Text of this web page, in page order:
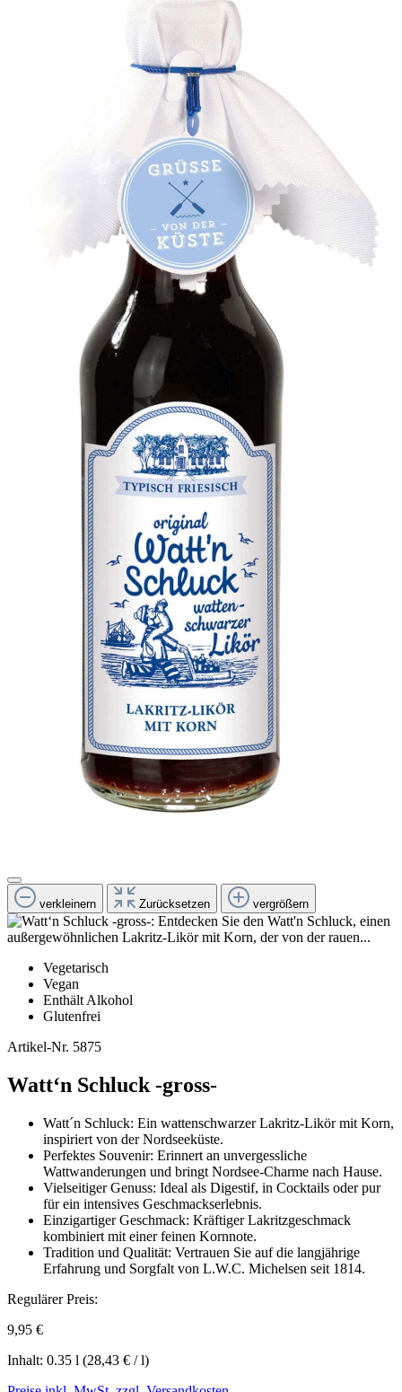
verkleinern Zurücksetzen vergrößern
Vegetarisch
Vegan
Enthält Alkohol
Glutenfrei
Artikel-Nr. 5875
Watt‘n Schluck -gross-
Watt´n Schluck: Ein wattenschwarzer Lakritz-Likör mit Korn,
inspiriert von der Nordseeküste.
Perfektes Souvenir: Erinnert an unvergessliche
Wattwanderungen und bringt Nordsee-Charme nach Hause.
Vielseitiger Genuss: Ideal als Digestif, in Cocktails oder pur
für ein intensives Geschmackserlebnis.
Einzigartiger Geschmack: Kräftiger Lakritzgeschmack
kombiniert mit einer feinen Kornnote.
Tradition und Qualität: Vertrauen Sie auf die langjährige
Erfahrung und Sorgfalt von L.W.C. Michelsen seit 1814.
Regulärer Preis:
9,95 €
Inhalt: 0.35 l (28,43 € / l)